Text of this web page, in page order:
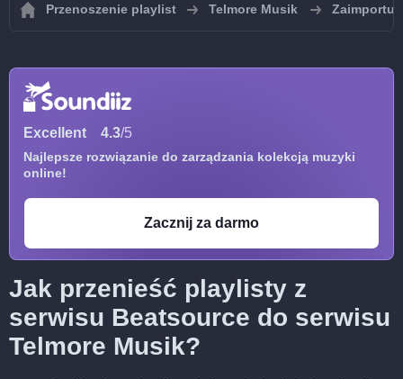
Przenoszenie playlist Telmore Musik Zaimportuj
Excellent 4.3/5
Najlepsze rozwiązanie do zarządzania kolekcją muzyki
online!
Zacznij za darmo
Jak przenieść playlisty z
serwisu Beatsource do serwisu
Telmore Musik?